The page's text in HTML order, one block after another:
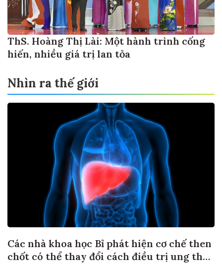
ThS. Hoàng Thị Lài: Một hành trình cống
hiến, nhiều giá trị lan tỏa
Nhìn ra thế giới
Các nhà khoa học Bỉ phát hiện cơ chế then
chốt có thể thay đổi cách điều trị ung thư